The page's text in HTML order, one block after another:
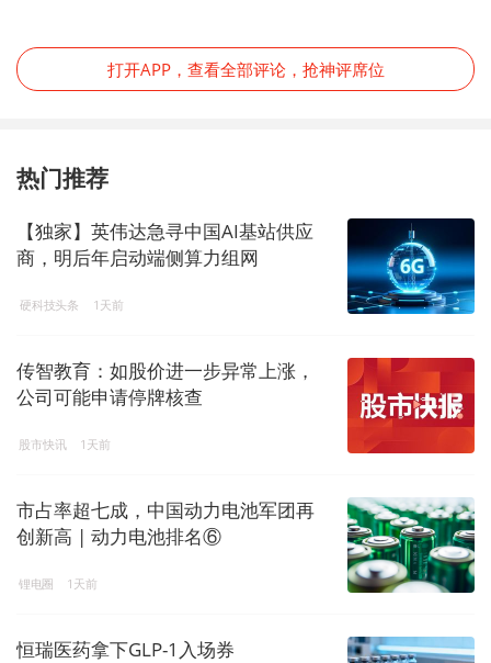
打开APP，查看全部评论，抢神评席位
热门推荐
【独家】英伟达急寻中国AI基站供应
商，明后年启动端侧算力组网
硬科技头条 1天前
传智教育：如股价进一步异常上涨，
公司可能申请停牌核查
股市快讯 1天前
市占率超七成，中国动力电池军团再
创新高 | 动力电池排名⑥
锂电圈 1天前
恒瑞医药拿下GLP-1入场券